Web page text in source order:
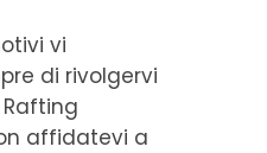
vi
di rivolgervi
affidatevi a